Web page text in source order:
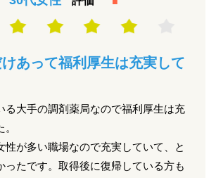
あって福利厚生は充実して
る大手の調剤薬局なので福利厚生は充
性が多い職場なので充実していて、と
ったです。取得後に復帰している方も